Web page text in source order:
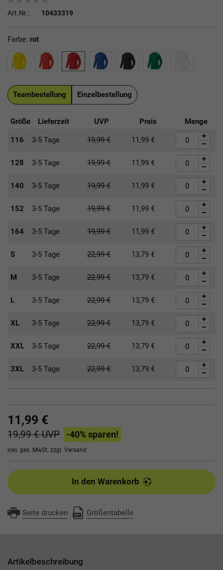
Art.Nr.: 10433319
Farbe: rot
Teambestellung Einzelbestellung
Größe Lieferzeit UVP Preis Menge
116 3-5 Tage 19,99€ 11,99 €
128 3-5 Tage 19,99€ 11,99 €
140 3-5 Tage 19,99€ 11,99 €
152 3-5 Tage 19,99€ 11,99 €
164 3-5 Tage 19,99€ 11,99 €
S 3-5 Tage 22,99€ 13,79 €
M 3-5 Tage 22,99€ 13,79 €
L 3-5 Tage 22,99€ 13,79 €
XL 3-5 Tage 22,99€ 13,79 €
XXL 3-5 Tage 22,99€ 13,79 €
3XL 3-5 Tage 22,99€ 13,79 €
11,99 €
19,99 €UVP -40% sparen!
inkl. ges. MwSt. zzgl. Versand
In den Warenkorb
Seite drucken Größentabelle
Artikelbeschreibung